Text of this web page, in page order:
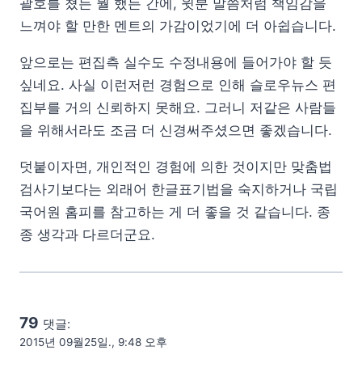
괄호를 쳤든 뭘 했든 간에, 윗분 말씀처럼 책임감을
느껴야 할 만한 멘트의 가감이었기에 더 아쉽습니다.
앞으로는 편집측 실수도 수정내용에 들어가야 할 듯
싶네요. 사실 이런저런 경험으로 인해 슬로우뉴스 편
집부를 거의 신뢰하지 못해요. 그러니 저같은 사람들
을 위해서라도 조금 더 신경써주셨으면 좋겠습니다.
덧붙이자면, 개인적인 경험에 의한 것이지만 맞춤법
검사기보다는 외래어 한글표기법을 숙지하거나 국립
국어원 홈피를 참고하는 게 더 좋을 것 같습니다. 종
종 생각과 다르더군요.
79 댓글:
2015년 09월25일., 9:48 오후